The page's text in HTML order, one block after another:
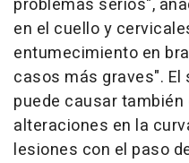
problemas serios",
en el cuello y
entumecimiento en
casos más graves".
puede causar
alteraciones en la
lesiones con el paso